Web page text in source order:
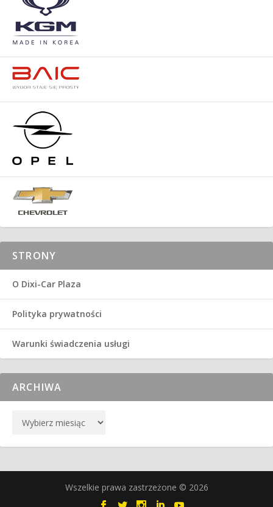
STRONY
O Dixi-Car Plaza
Polityka prywatności
Warunki świadczenia usługi
ARCHIWA
Wszelkie prawa zastrzeżone © 2026